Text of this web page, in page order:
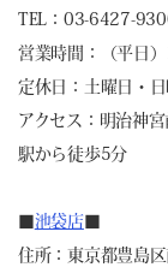
TEL：03-6427-
営業時間：（平日
定休日：土曜日・日
アクセス：明治神
駅から徒歩5分
池袋店
住所：東京都豊島